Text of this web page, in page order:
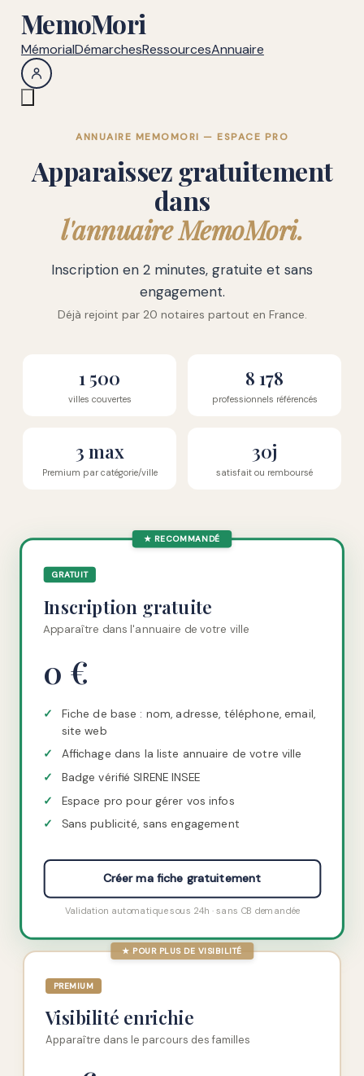
MemoMori
MémorialDémarchesRessourcesAnnuaire
ANNUAIRE MEMOMORI — ESPACE PRO
Apparaissez gratuitement
dans
l'annuaire MemoMori.
Inscription en 2 minutes, gratuite et sans
engagement.
Déjà rejoint par 20 notaires partout en France.
1 500
villes couvertes
8 178
professionnels référencés
3 max
Premium par catégorie/ville
30j
satisfait ou remboursé
★ RECOMMANDÉ
GRATUIT
Inscription gratuite
Apparaître dans l'annuaire de votre ville
0 €
✓ Fiche de base : nom, adresse, téléphone, email,
site web
✓ Affichage dans la liste annuaire de votre ville
✓ Badge vérifié SIRENE INSEE
✓ Espace pro pour gérer vos infos
✓ Sans publicité, sans engagement
Créer ma fiche gratuitement
Validation automatique sous 24h · sans CB demandée
★ POUR PLUS DE VISIBILITÉ
PREMIUM
Visibilité enrichie
Apparaître dans le parcours des familles